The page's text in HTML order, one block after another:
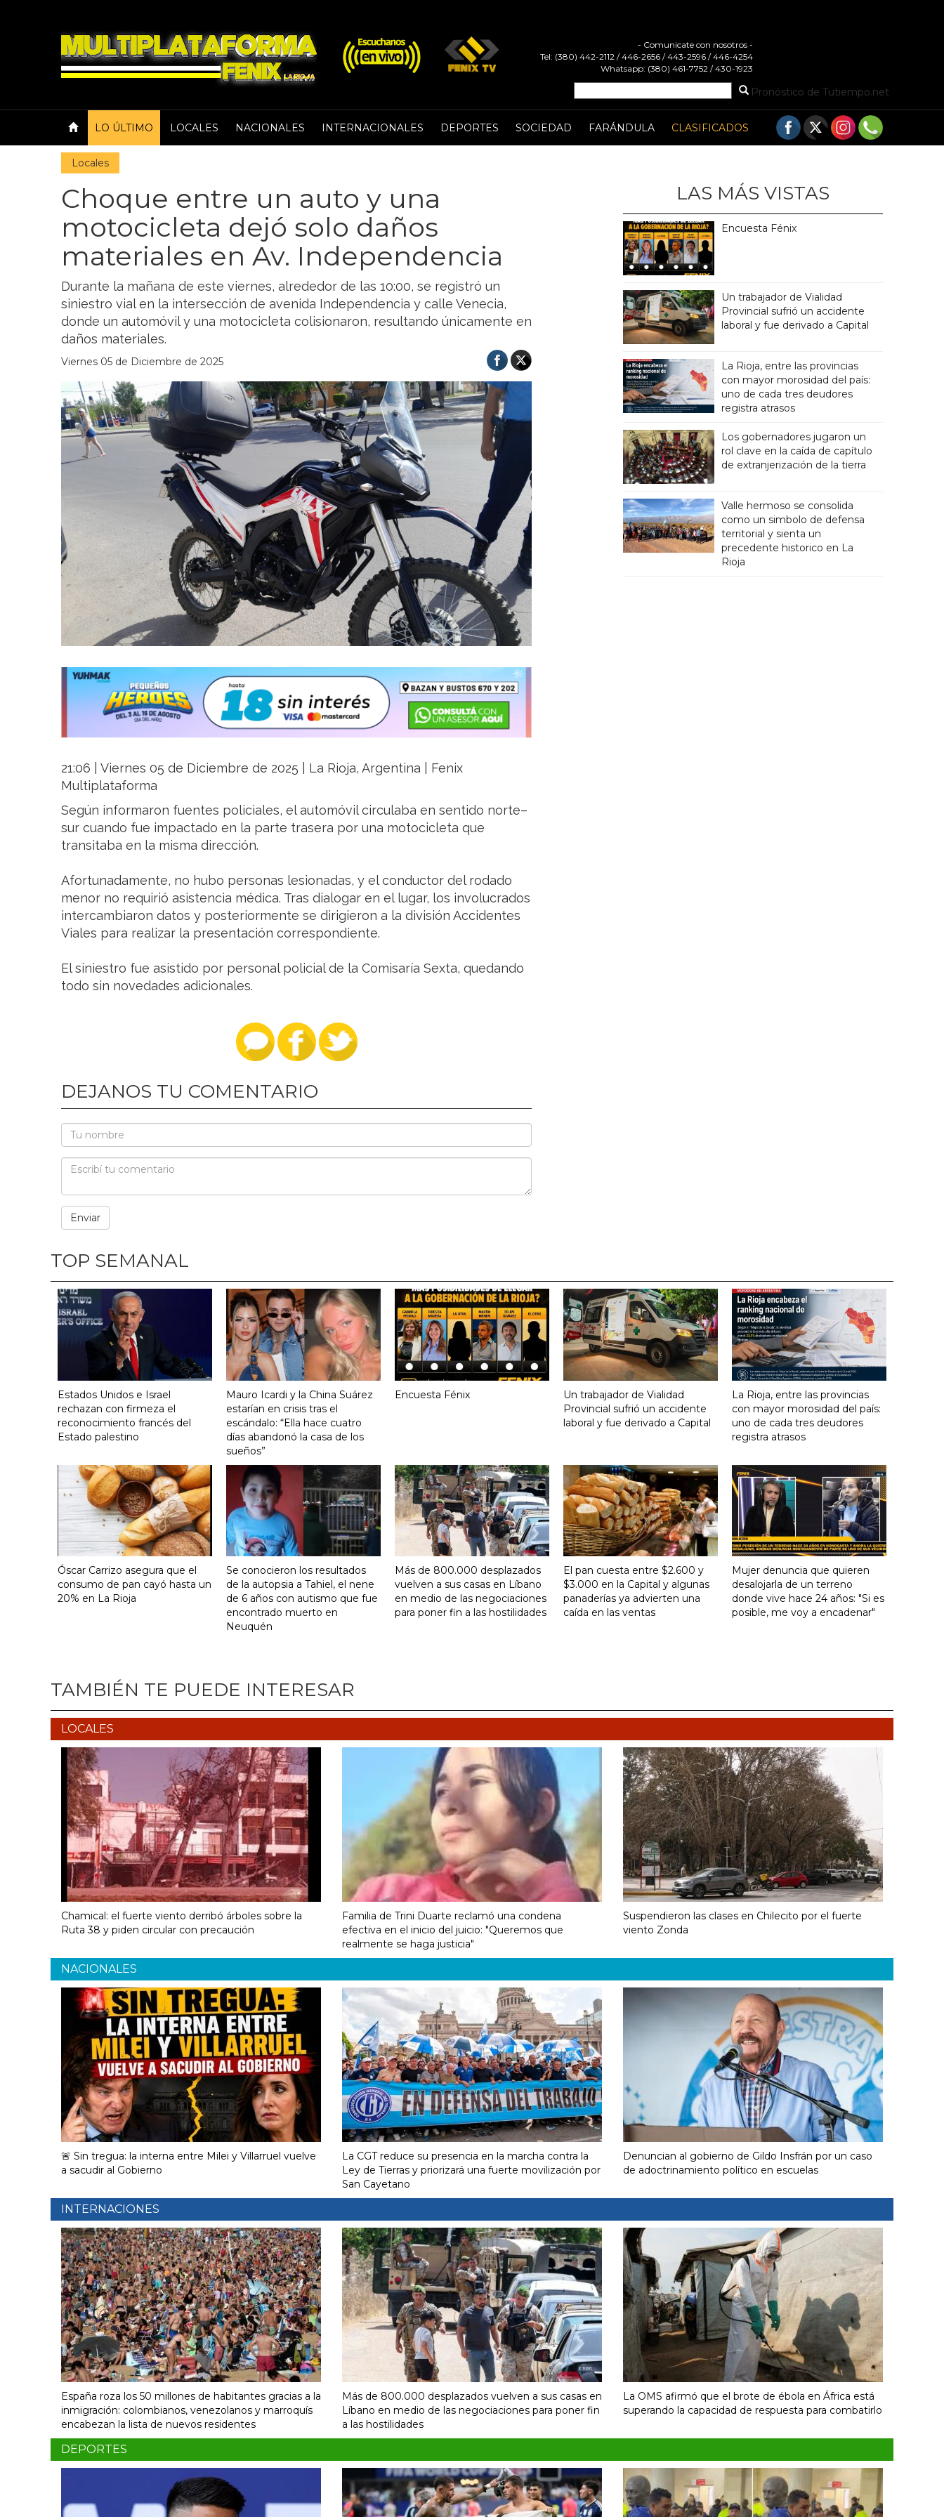
- Comunicate con nosotros -
Tel: (380) 442-2112 / 446-2656 / 443-2596 / 446-4254
Whatsapp: (380) 461-7752 / 430-1923
Pronóstico de Tutiempo.net
LO ÚLTIMO LOCALES NACIONALES INTERNACIONALES DEPORTES SOCIEDAD FARÁNDULA CLASIFICADOS
Locales
Choque entre un auto y una
motocicleta dejó solo daños
materiales en Av. Independencia
Durante la mañana de este viernes, alrededor de las 10:00, se registró un
siniestro vial en la intersección de avenida Independencia y calle Venecia,
donde un automóvil y una motocicleta colisionaron, resultando únicamente en
daños materiales.
Viernes 05 de Diciembre de 2025
21:06 | Viernes 05 de Diciembre de 2025 | La Rioja, Argentina | Fenix
Multiplataforma
Según informaron fuentes policiales, el automóvil circulaba en sentido norte–
sur cuando fue impactado en la parte trasera por una motocicleta que
transitaba en la misma dirección.
Afortunadamente, no hubo personas lesionadas, y el conductor del rodado
menor no requirió asistencia médica. Tras dialogar en el lugar, los involucrados
intercambiaron datos y posteriormente se dirigieron a la división Accidentes
Viales para realizar la presentación correspondiente.
El siniestro fue asistido por personal policial de la Comisaría Sexta, quedando
todo sin novedades adicionales.
DEJANOS TU COMENTARIO
LAS MÁS VISTAS
Encuesta Fénix
Un trabajador de Vialidad
Provincial sufrió un accidente
laboral y fue derivado a Capital
La Rioja, entre las provincias
con mayor morosidad del país:
uno de cada tres deudores
registra atrasos
Los gobernadores jugaron un
rol clave en la caída de capítulo
de extranjerización de la tierra
Valle hermoso se consolida
como un simbolo de defensa
territorial y sienta un
precedente historico en La
Rioja
TOP SEMANAL
Estados Unidos e Israel
rechazan con firmeza el
reconocimiento francés del
Estado palestino
Mauro Icardi y la China Suárez
estarían en crisis tras el
escándalo: “Ella hace cuatro
días abandonó la casa de los
sueños”
Encuesta Fénix
Un trabajador de Vialidad
Provincial sufrió un accidente
laboral y fue derivado a Capital
La Rioja, entre las provincias
con mayor morosidad del país:
uno de cada tres deudores
registra atrasos
Óscar Carrizo asegura que el
consumo de pan cayó hasta un
20% en La Rioja
Se conocieron los resultados
de la autopsia a Tahiel, el nene
de 6 años con autismo que fue
encontrado muerto en
Neuquén
Más de 800.000 desplazados
vuelven a sus casas en Líbano
en medio de las negociaciones
para poner fin a las hostilidades
El pan cuesta entre $2.600 y
$3.000 en la Capital y algunas
panaderías ya advierten una
caída en las ventas
Mujer denuncia que quieren
desalojarla de un terreno
donde vive hace 24 años: "Si es
posible, me voy a encadenar"
TAMBIÉN TE PUEDE INTERESAR
LOCALES
Chamical: el fuerte viento derribó árboles sobre la
Ruta 38 y piden circular con precaución
Familia de Trini Duarte reclamó una condena
efectiva en el inicio del juicio: "Queremos que
realmente se haga justicia"
Suspendieron las clases en Chilecito por el fuerte
viento Zonda
NACIONALES
🚨 Sin tregua: la interna entre Milei y Villarruel vuelve
a sacudir al Gobierno
La CGT reduce su presencia en la marcha contra la
Ley de Tierras y priorizará una fuerte movilización por
San Cayetano
Denuncian al gobierno de Gildo Insfrán por un caso
de adoctrinamiento político en escuelas
INTERNACIONES
España roza los 50 millones de habitantes gracias a la
inmigración: colombianos, venezolanos y marroquís
encabezan la lista de nuevos residentes
Más de 800.000 desplazados vuelven a sus casas en
Líbano en medio de las negociaciones para poner fin
a las hostilidades
La OMS afirmó que el brote de ébola en África está
superando la capacidad de respuesta para combatirlo
DEPORTES